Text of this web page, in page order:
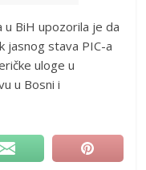
u BiH upozorila je da
jasnog stava PIC-a
uloge u
u Bosni i